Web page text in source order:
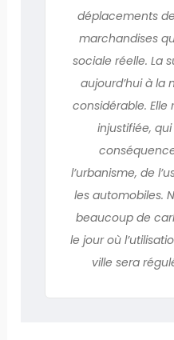
déplacements
marchandises
sociale réelle. La
aujourd’hui à la
considérable.
injustifiée,
l’urbanisme, de
les automobiles.
beaucoup de
le jour où
ville sera